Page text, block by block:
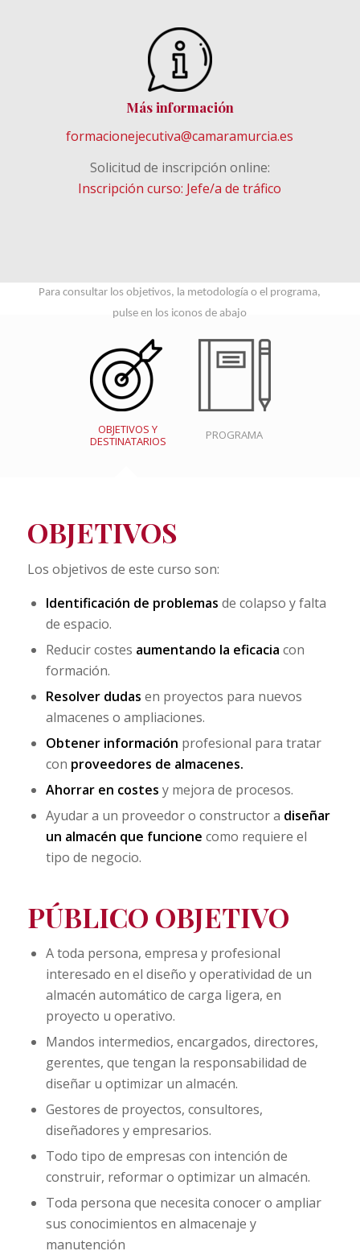
Más información
formacionejecutiva@camaramurcia.es
Solicitud de inscripción online:
Inscripción curso: Jefe/a de tráfico
Para consultar los objetivos, la metodología o el programa,
pulse en los iconos de abajo
OBJETIVOS Y
DESTINATARIOS
PROGRAMA
OBJETIVOS
Los objetivos de este curso son:
Identificación de problemas de colapso y falta
de espacio.
Reducir costes aumentando la eficacia con
formación.
Resolver dudas en proyectos para nuevos
almacenes o ampliaciones.
Obtener información profesional para tratar
con proveedores de almacenes.
Ahorrar en costes y mejora de procesos.
Ayudar a un proveedor o constructor a diseñar
un almacén que funcione como requiere el
tipo de negocio.
PÚBLICO OBJETIVO
A toda persona, empresa y profesional
interesado en el diseño y operatividad de un
almacén automático de carga ligera, en
proyecto u operativo.
Mandos intermedios, encargados, directores,
gerentes, que tengan la responsabilidad de
diseñar u optimizar un almacén.
Gestores de proyectos, consultores,
diseñadores y empresarios.
Todo tipo de empresas con intención de
construir, reformar o optimizar un almacén.
Toda persona que necesita conocer o ampliar
sus conocimientos en almacenaje y
manutención